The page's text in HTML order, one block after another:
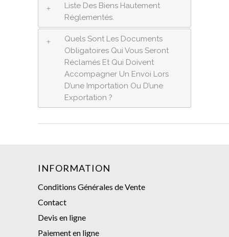
Liste Des Biens Hautement
Réglementés.
Quels Sont Les Documents
Obligatoires Qui Vous Seront
Réclamés Et Qui Doivent
Accompagner Un Envoi Lors
D’une Importation Ou D’une
Exportation ?
INFORMATION
Conditions Générales de Vente
Contact
Devis en ligne
Paiement en ligne